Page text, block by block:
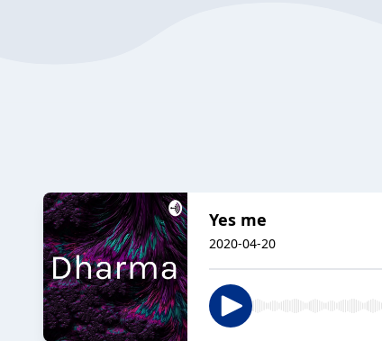
Yes me
2020-04-20